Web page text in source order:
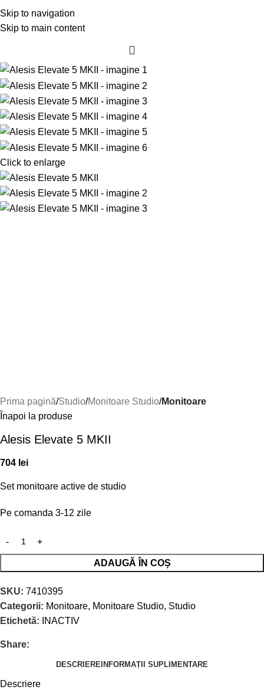
Skip to navigation
Skip to main content
Click to enlarge
Prima pagină Studio Monitoare Studio Monitoare
Înapoi la produse
Alesis Elevate 5 MKII
704 lei
Set monitoare active de studio
Pe comanda 3-12 zile
ADAUGĂ ÎN COȘ
SKU: 7410395
Categorii: Monitoare, Monitoare Studio, Studio
Etichetă:
INACTIV
Share:
DESCRIERE INFORMAȚII SUPLIMENTARE
Descriere